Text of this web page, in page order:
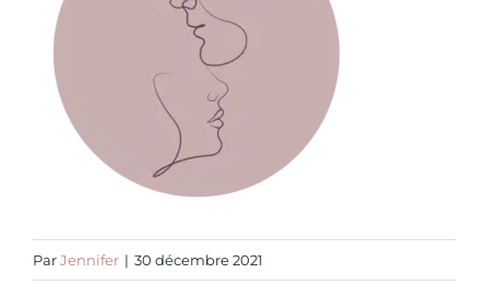
ParJennifer | 30 décembre 2021